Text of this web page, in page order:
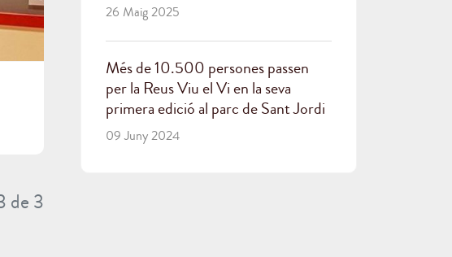
de 3
26 Maig 2025
Més de 10.500 persones passen
per la Reus Viu el Vi en la seva
primera edició al parc de Sant Jordi
09 Juny 2024